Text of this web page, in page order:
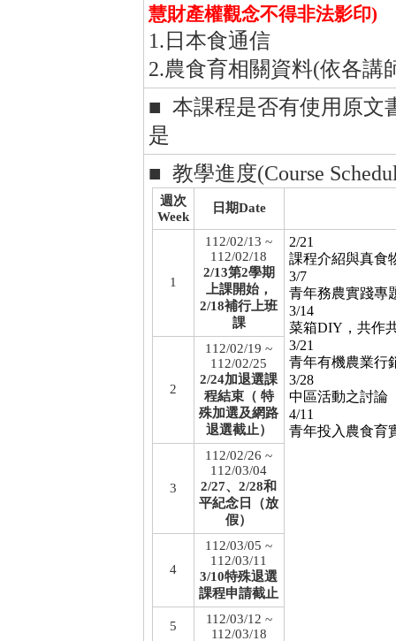
慧財產權觀念不得非法影印)
1.日本食通信
2.農食育相關資料(依各講
■ 本課程是否有使用原文
是
■ 教學進度(Course
週次
Week
日期Date
1
112/02/13 ~
112/02/18
2/13第2學期
上課開始，
2/18補行上班
課
2/21
課程介紹與真食
3/7
青年務農實踐專
3/14
菜箱DIY，共作
3/21
青年有機農業行
3/28
中區活動之討論
4/11
青年投入農食育
2
112/02/19 ~
112/02/25
2/24加退選課
程結束（ 特
殊加選及網路
退選截止）
3
112/02/26 ~
112/03/04
2/27、2/28和
平紀念日（放
假）
4
112/03/05 ~
112/03/11
3/10特殊退選
課程申請截止
5
112/03/12 ~
112/03/18